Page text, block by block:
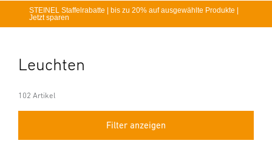
Suchbegriff eingeben
STEINEL Staffelrabatte | bis zu 20% auf ausgewählte Produkte |
Jetzt sparen
Leuchten
102 Artikel
Filter anzeigen